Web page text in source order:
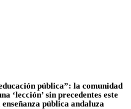
pública”: la comunidad
‘lección’ sin precedentes este
enseñanza pública andaluza